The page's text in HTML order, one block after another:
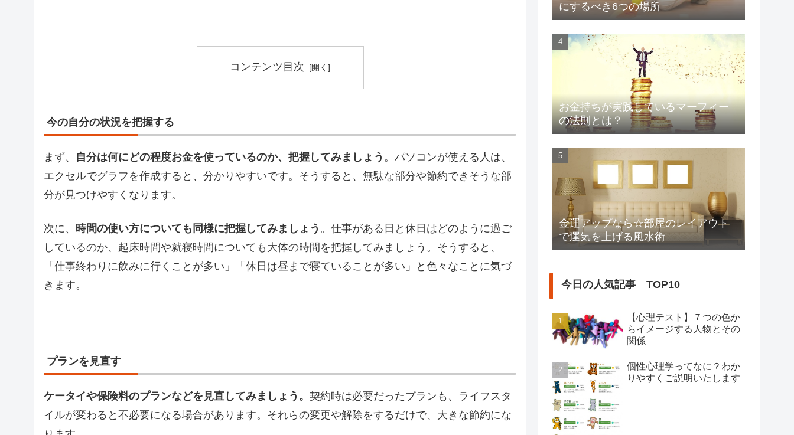
コンテンツ目次
今の自分の状況を把握する
まず、 自分は何にどの程度お金を使っているのか、把握してみましょう 。パソコンが使える人は、
エクセルでグラフを作成すると、分かりやすいです。そうすると、無駄な部分や節約できそうな部
分が見つけやすくなります。
次に、 時間の使い方についても同様に把握してみましょう 。仕事がある日と休日はどのように過ご
しているのか、起床時間や就寝時間についても大体の時間を把握してみましょう。そうすると、
「仕事終わりに飲みに行くことが多い」「休日は昼まで寝ていることが多い」と色々なことに気づ
きます。
プランを見直す
ケータイや保険料のプランなどを見直してみましょう。 契約時は必要だったプランも、ライフスタ
イルが変わると不必要になる場合があります。それらの変更や解除をするだけで、大きな節約にな
にするべき6つの場所
お金持ちが実践しているマーフィー
の法則とは？
金運アップなら☆部屋のレイアウト
で運気を上げる風水術
今日の人気記事 TOP10
【心理テスト】７つの色か
らイメージする人物とその
関係
個性心理学ってなに？わか
りやすくご説明いたします